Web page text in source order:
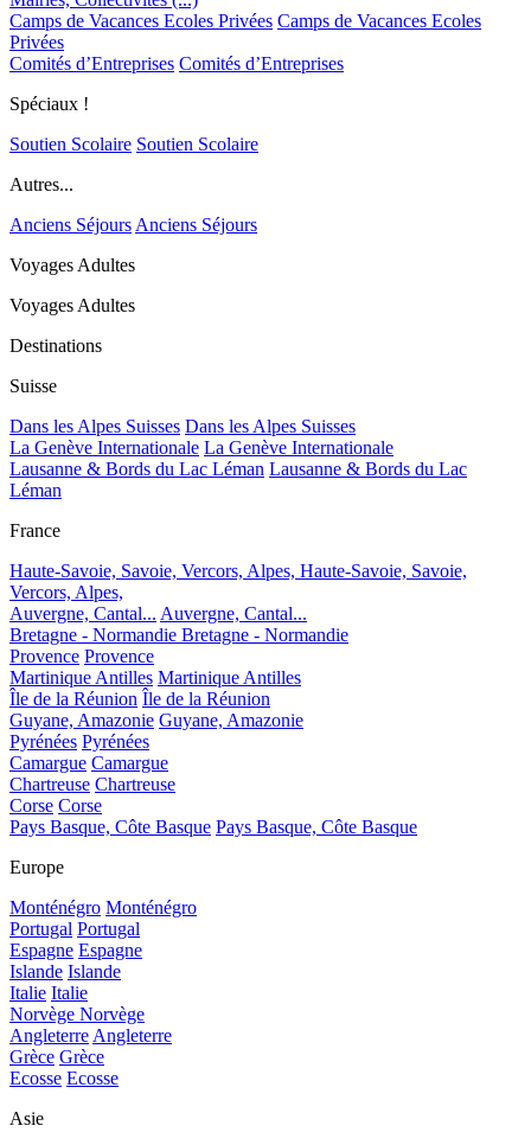
Camps de Vacances Ecoles Privées Camps de Vacances Ecoles
Privées
Comités d’Entreprises Comités d’Entreprises
Spéciaux !
Soutien Scolaire Soutien Scolaire
Autres...
Anciens SéjoursAnciens Séjours
Voyages Adultes
Voyages Adultes
Destinations
Suisse
Dans les Alpes Suisses Dans les Alpes Suisses
La Genève Internationale La Genève Internationale
Lausanne & Bords du Lac Léman Lausanne & Bords du Lac
Léman
France
Haute-Savoie, Savoie, Vercors, Alpes, Haute-Savoie, Savoie,
Vercors, Alpes,
Auvergne, Cantal... Auvergne, Cantal...
Bretagne - Normandie Bretagne - Normandie
Provence Provence
Martinique Antilles Martinique Antilles
Île de la Réunion Île de la Réunion
Guyane, Amazonie Guyane, Amazonie
Pyrénées Pyrénées
Camargue Camargue
Chartreuse Chartreuse
Corse Corse
Pays Basque, Côte Basque Pays Basque, Côte Basque
Europe
Monténégro Monténégro
Portugal Portugal
Espagne Espagne
Islande Islande
Italie Italie
Norvège Norvège
AngleterreAngleterre
Grèce Grèce
Ecosse Ecosse
Asie